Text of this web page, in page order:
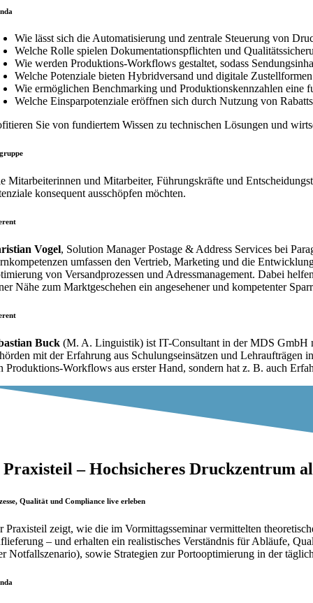
Wie lässt sich die Automatisierung und zentrale Steuerung von
Welche Rolle spielen Dokumentationspflichten und
Wie werden Produktions-Workflows gestaltet, sodass
Welche Potenziale bieten Hybridversand und digitale
Wie ermöglichen Benchmarking und Produktionskennzahlen eine
Welche Einsparpotenziale eröffnen sich durch Nutzung von
Sie von fundiertem Wissen zu technischen Lösungen und
Mitarbeiterinnen und Mitarbeiter, Führungskräfte und
konsequent ausschöpfen möchten.
Vogel, Solution Manager Postage & Address Services bei
umfassen den Vertrieb, Marketing und die
von Versandprozessen und Adressmanagement. Dabei
Nähe zum Marktgeschehen ein angesehener und kompetenter
Buck (M. A. Linguistik) ist IT-Consultant in der MDS GmbH
mit der Erfahrung aus Schulungseinsätzen und Lehraufträgen
Produktions-Workflows aus erster Hand, sondern hat z. B. auch
Praxisteil – Hochsicheres Druckzentrum
Qualität und Compliance live erleben
Praxisteil zeigt, wie die im Vormittagsseminar vermittelten
– und erhalten ein realistisches Verständnis für Abläufe,
Notfallszenario), sowie Strategien zur Portooptimierung in der